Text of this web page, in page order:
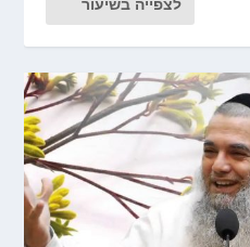
לצפייה בשיעור